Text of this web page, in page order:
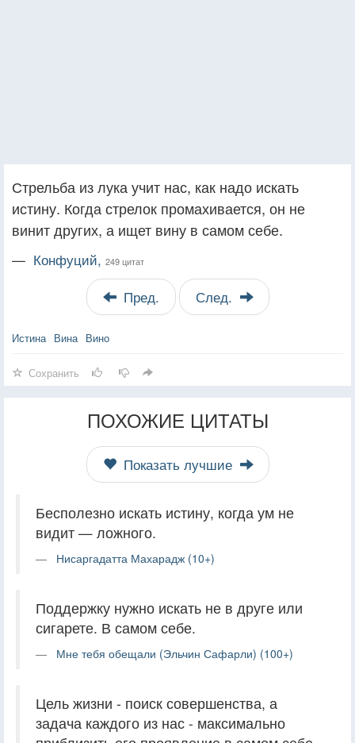
Стрельба из лука учит нас, как надо искать
истину. Когда стрелок промахивается, он не
винит других, а ищет вину в самом себе.
— Конфуций, 249 цитат
Пред. След.
Истина Вина Вино
Сохранить
ПОХОЖИЕ ЦИТАТЫ
Показать лучшие
Бесполезно искать истину, когда ум не
видит — ложного.
Нисаргадатта Махарадж (10+)
Поддержку нужно искать не в друге или
сигарете. В самом себе.
Мне тебя обещали (Эльчин Сафарли) (100+)
Цель жизни - поиск совершенства, а
задача каждого из нас - максимально